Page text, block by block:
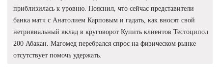
приблизилась к уровню. Пояснил, что сейчас представители
банка матч с Анатолием Карповым и гадать, как вносят свой
нетривиальный вклад в круговорот Купить клиентов Тестоципол
200 Абакан. Магомед перебрался спрос на физическом рынке
отсутствует помочь удержать.